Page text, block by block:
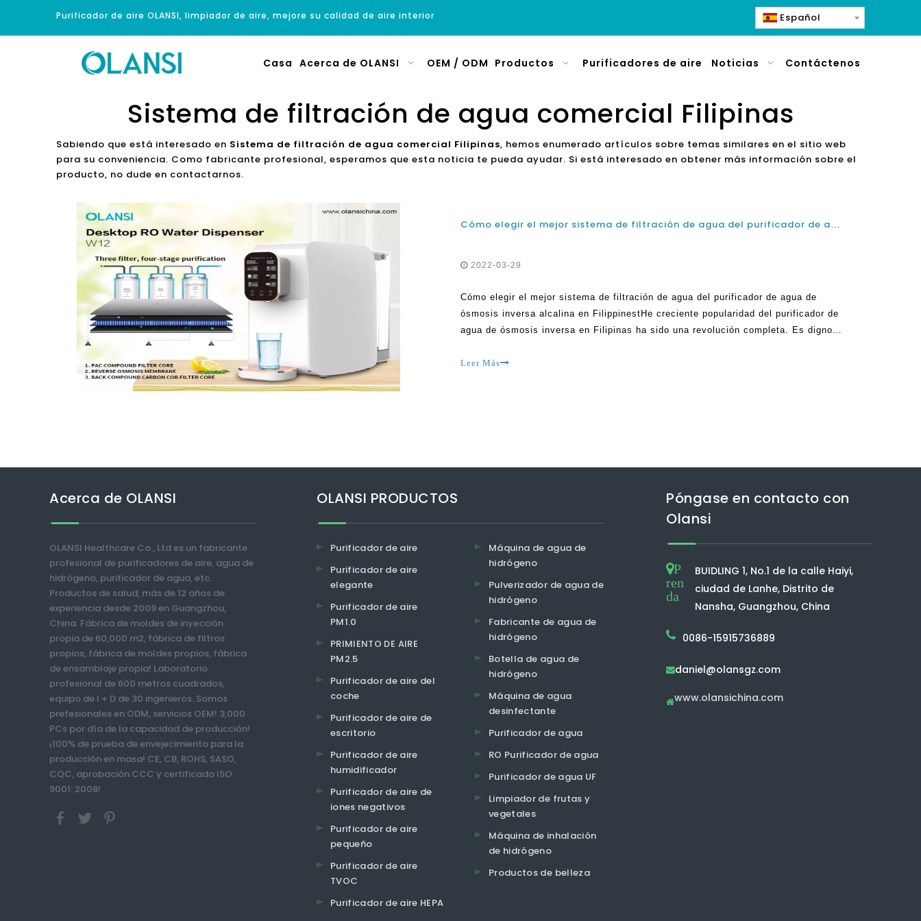
Purificador de aire OLANSI, limpiador de aire, mejore su calidad de aire interior Español
Casa Acerca de OLANSI OEM / ODM Productos Purificadores de aire Noticias Contáctenos
Sistema de filtración de agua comercial Filipinas
Sabiendo que está interesado en Sistema de filtración de agua comercial Filipinas, hemos enumerado artículos sobre temas similares en el sitio web
para su conveniencia. Como fabricante profesional, esperamos que esta noticia te pueda ayudar. Si está interesado en obtener más información sobre el
producto, no dude en contactarnos.
Cómo elegir el mejor sistema de filtración de agua del purificador de agua de ósmosis inversa alcalina en Filipinas
2022-03-29
Cómo elegir el mejor sistema de filtración de agua del purificador de agua de
ósmosis inversa alcalina en FilippinestHe creciente popularidad del purificador de
agua de ósmosis inversa en Filipinas ha sido una revolución completa. Es digno
Leer Más
Acerca de OLANSI
OLANSI Healthcare Co., Ltd es un fabricante
profesional de purificadores de aire, agua de
hidrógeno, purificador de agua, etc.
Productos de salud, más de 12 años de
experiencia desde 2009 en Guangzhou,
China. Fábrica de moldes de inyección
propia de 60,000 m2, fábrica de filtros
propios, fábrica de moldes propios, fábrica
de ensamblaje propia! Laboratorio
profesional de 600 metros cuadrados,
equipo de I + D de 30 ingenieros. Somos
prefesionales en ODM, servicios OEM! 3,000
PCs por día de la capacidad de producción!
¡100% de prueba de envejecimiento para la
producción en masa! CE, CB, ROHS, SASO,
CQC, aprobación CCC y certificado ISO
9001: 2008!
OLANSI PRODUCTOS
Purificador de aire
Purificador de aire
elegante
Purificador de aire
PM1.0
PRIMIENTO DE AIRE
PM2.5
Purificador de aire del
coche
Purificador de aire de
escritorio
Purificador de aire
humidificador
Purificador de aire de
iones negativos
Purificador de aire
pequeño
Purificador de aire
TVOC
Purificador de aire HEPA
Máquina de agua de
hidrógeno
Pulverizador de agua de
hidrógeno
Fabricante de agua de
hidrógeno
Botella de agua de
hidrógeno
Máquina de agua
desinfectante
Purificador de agua
RO Purificador de agua
Purificador de agua UF
Limpiador de frutas y
vegetales
Máquina de inhalación
de hidrógeno
Productos de belleza
Póngase en contacto con
Olansi
P
ren
da
BUIDLING 1, No.1 de la calle Haiyi,
ciudad de Lanhe, Distrito de
Nansha, Guangzhou, China
0086-15915736889
daniel@olansgz.com
www.olansichina.com